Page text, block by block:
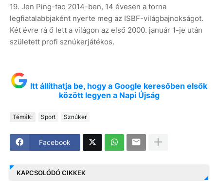
19. Jen Ping-tao 2014-ben, 14 évesen a torna
legfiatalabbjaként nyerte meg az ISBF-világbajnokságot.
Két évre rá ő lett a világon az első 2000. január 1-je után
született profi sznúkerjátékos.
Itt állíthatja be, hogy a Google keresőben elsők
között legyen a Napi Újság
Témák: Sport Sznúker
Facebook
KAPCSOLÓDÓ CIKKEK